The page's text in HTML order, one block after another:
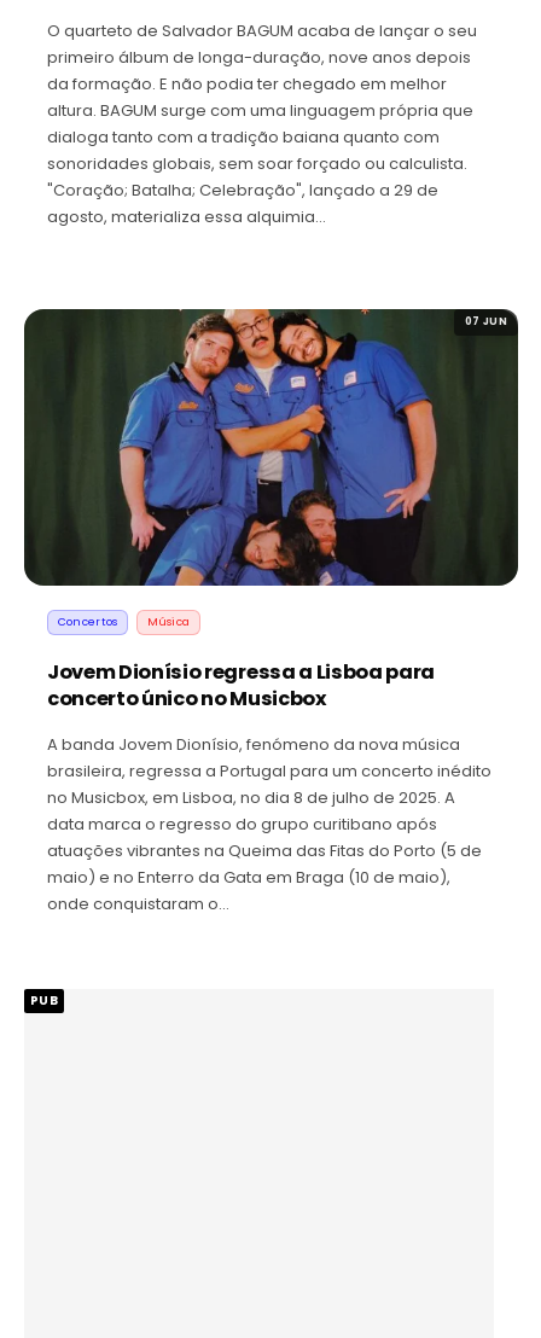
O quarteto de Salvador BAGUM acaba de lançar o seu
primeiro álbum de longa-duração, nove anos depois
da formação. E não podia ter chegado em melhor
altura. BAGUM surge com uma linguagem própria que
dialoga tanto com a tradição baiana quanto com
sonoridades globais, sem soar forçado ou calculista.
"Coração; Batalha; Celebração", lançado a 29 de
agosto, materializa essa alquimia…
07 JUN
Concertos Música
Jovem Dionísio regressa a Lisboa para
concerto único no Musicbox
A banda Jovem Dionísio, fenómeno da nova música
brasileira, regressa a Portugal para um concerto inédito
no Musicbox, em Lisboa, no dia 8 de julho de 2025. A
data marca o regresso do grupo curitibano após
atuações vibrantes na Queima das Fitas do Porto (5 de
maio) e no Enterro da Gata em Braga (10 de maio),
onde conquistaram o…
PUB